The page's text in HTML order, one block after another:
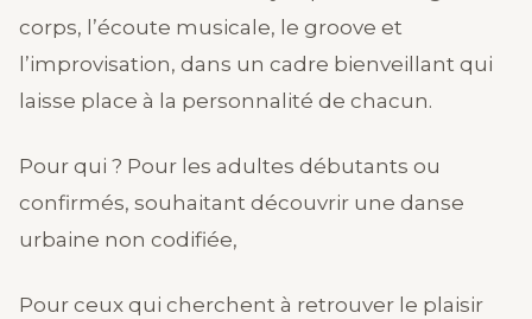
corps, l’écoute musicale, le groove et
l’improvisation, dans un cadre bienveillant qui
laisse place à la personnalité de chacun.
Pour qui ? Pour les adultes débutants ou
confirmés, souhaitant découvrir une danse
urbaine non codifiée,
Pour ceux qui cherchent à retrouver le plaisir